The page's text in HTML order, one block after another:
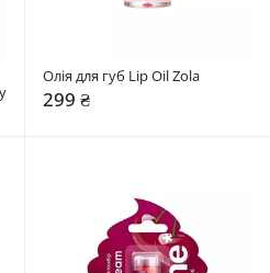
Олія для губ Lip Oil Zola
299 ₴